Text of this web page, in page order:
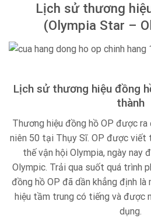
Lịch sử thương
(Olympia Star –
Lịch sử thương hiệu đồng
thành
Thương hiệu đồng hồ OP được
niên 50 tại Thụy Sĩ. OP được
thế vận hội Olympia, ngày nay
Olympic. Trải qua suốt quá trình
đồng hồ OP đã dần khẳng định
hiệu tầm trung có tiếng và được
dụng.